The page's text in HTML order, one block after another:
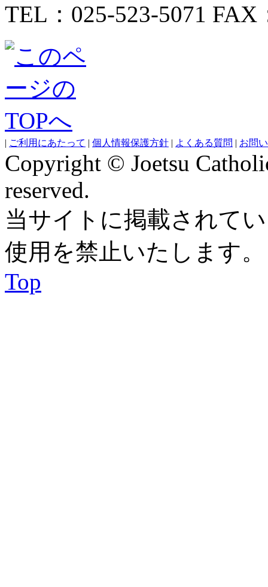
TEL：025-523-5071 FAX
| ご利用にあたって | 個人情報保護方針 | よくある質問 | お問
Copyright © Joetsu
reserved.
当サイトに掲載されて
使用を禁止いたします。
Top